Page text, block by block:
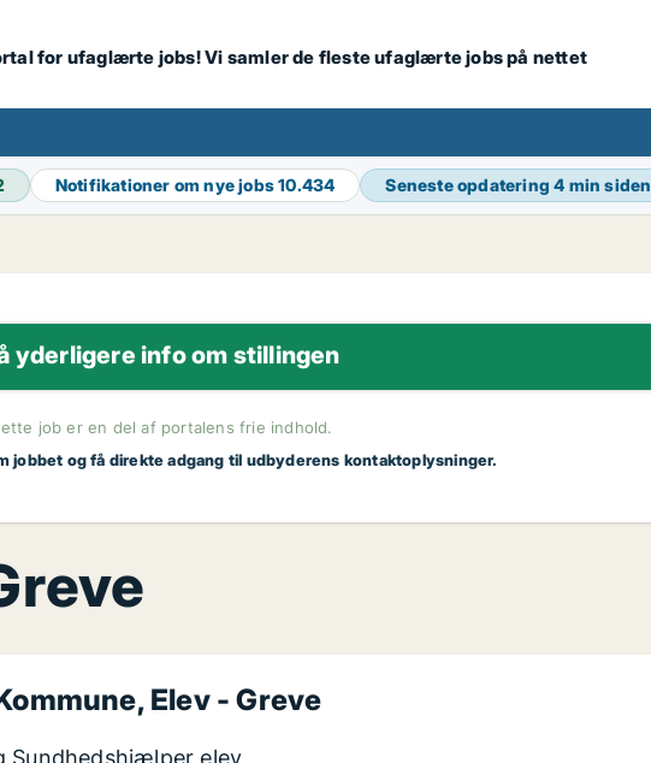
for ufaglærte jobs! Vi samler de fleste ufaglærte jobs på nettet
Notifikationer om nye jobs10.434 Seneste opdatering4 min siden
yderligere info om stillingen
job er en del af portalens frie indhold.
jobbet og få direkte adgang til udbyderens kontaktoplysninger.
, Elev -Greve
Sundhedshjælper elev